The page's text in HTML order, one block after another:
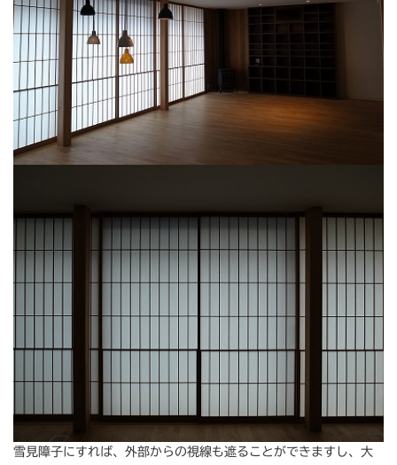
雪見障子にすれば、外部からの視線も遮ることができますし、大